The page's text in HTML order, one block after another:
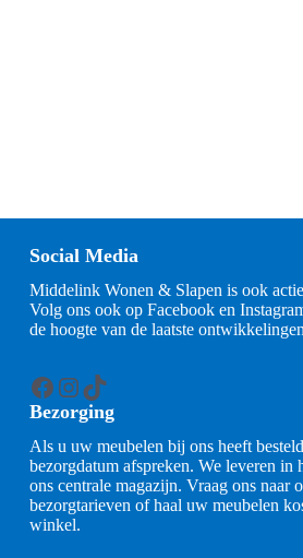
Social Media
Middelink Wonen & Slapen is ook
Volg ons ook op Facebook en
de hoogte van de laatste
Facebook
Instagram
TikTok
Bezorging
Als u uw meubelen bij ons heeft
bezorgdatum afspreken. We leveren in
ons centrale magazijn. Vraag ons naar
bezorgtarieven of haal uw meubelen
winkel.